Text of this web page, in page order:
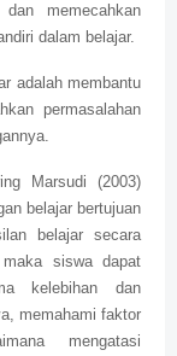
memecahkan
dalam belajar.
adalah membantu
permasalahan
Marsudi (2003)
belajar bertujuan
belajar secara
maka siswa dapat
kelebihan dan
memahami faktor
mengatasi